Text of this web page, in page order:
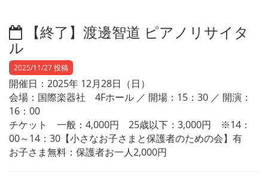
【終了】渡邊智道 ピアノリサイタ
ル
2025/11/27 投稿
開催日：2025年 12月28日（日）
会場：国際楽器社 4Fホール ／ 開場：15：30 ／ 開演：
16：00
チケット 一般：4,000円 25歳以下：3,000円 ※14：
00～14：30【小さなお子さまと保護者のための会】有
お子さま無料：保護者お一人2,000円